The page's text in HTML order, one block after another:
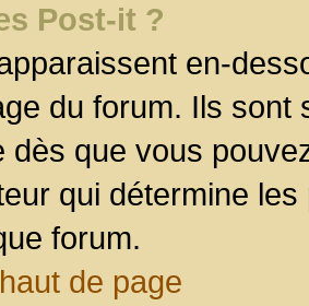
Post-it ?
en-
du forum. Ils
dès que vous
qui détermine
forum.
de page